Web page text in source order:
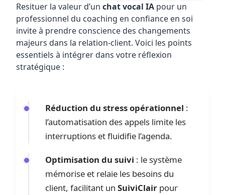
Resituer la valeur d’un chat vocal IA pour un
professionnel du coaching en confiance en soi
invite à prendre conscience des changements
majeurs dans la relation-client. Voici les points
essentiels à intégrer dans votre réflexion
stratégique :
Réduction du stress opérationnel :
l’automatisation des appels limite les
interruptions et fluidifie l’agenda.
Optimisation du suivi : le système
mémorise et relaie les besoins du
client, facilitant un SuiviClair pour